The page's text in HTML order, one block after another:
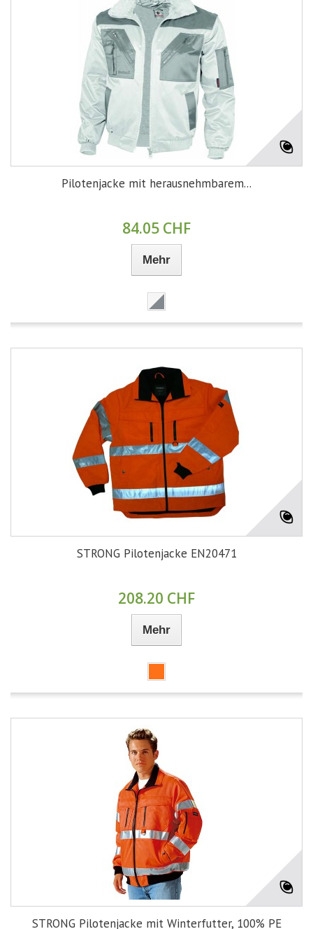
Pilotenjacke mit herausnehmbarem...
84.05 CHF
Mehr
STRONG Pilotenjacke EN20471
208.20 CHF
Mehr
STRONG Pilotenjacke mit Winterfutter, 100% PE